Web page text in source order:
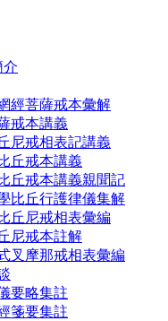
介
經菩薩戒本彙解
戒本講義
尼戒相表記講義
丘戒本講義
丘戒本講義親聞記
比丘行護律儀集解
丘尼戒相表彙編
尼戒本註解
叉摩那戒相表彙編
要略集註
箋要集註